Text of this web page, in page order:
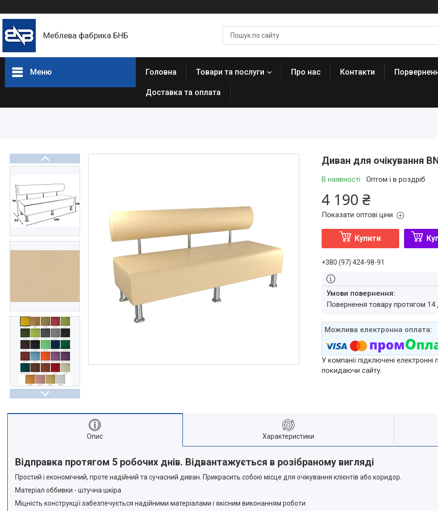
Меблева фабрика БНБ
Меню Головна Товари та послуги Про нас Контакти
Доставка та оплата
Диван для очікування
В наявності Оптом і в роздріб
4 190 ₴
Показати оптові ціни
Купити
+380 (97) 424-98-91
повернення товару протягом 14
У компанії підключені
покидаючи сайту.
Опис Характеристики
Відправка протягом 5 робочих днів. Відвантажується в розібраному вигляді
Простий і економічний, проте надійний та сучасний диван. Прикрасить собою місце для очікування клієнтів або коридор.
Матеріал оббивки - штучна шкіра
Міцність конструкції забезпечується надійними матеріалами і якісним виконанням роботи